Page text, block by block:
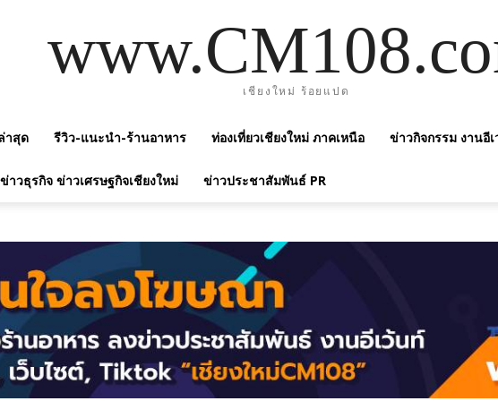
เชียงใหม่ ร้อยแปด
าสุด รีวิว-แนะนำ-ร้านอาหาร ท่องเที่ยวเชียงใหม่ ภาคเหนือ ข่าวกิจกรรม งานอี
ข่าวธุรกิจ ข่าวเศรษฐกิจเชียงใหม่ ข่าวประชาสัมพันธ์ PR